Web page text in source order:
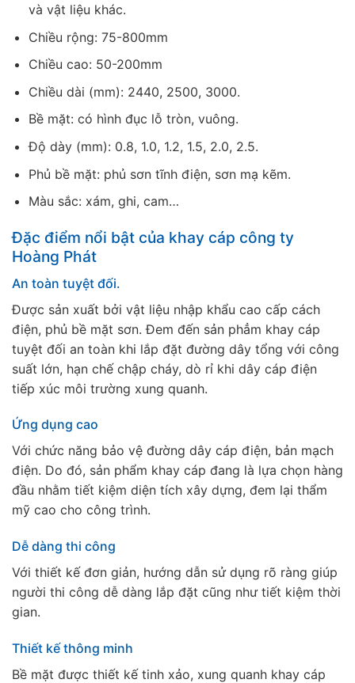
và vật liệu khác.
Chiều rộng: 75-800mm
Chiều cao: 50-200mm
Chiều dài (mm): 2440, 2500, 3000.
Bề mặt: có hình đục lỗ tròn, vuông.
Độ dày (mm): 0.8, 1.0, 1.2, 1.5, 2.0, 2.5.
Phủ bề mặt: phủ sơn tĩnh điện, sơn mạ kẽm.
Màu sắc: xám, ghi, cam…
Đặc điểm nổi bật của khay cáp công ty
Hoàng Phát
An toàn tuyệt đối.
Được sản xuất bởi vật liệu nhập khẩu cao cấp cách
điện, phủ bề mặt sơn. Đem đến sản phẳm khay cáp
tuyệt đối an toàn khi lắp đặt đường dây tổng với công
suất lớn, hạn chế chập cháy, dò rỉ khi dây cáp điện
tiếp xúc môi trường xung quanh.
Ứng dụng cao
Với chức năng bảo vệ đường dây cáp điện, bản mạch
điện. Do đó, sản phẩm khay cáp đang là lựa chọn hàng
đầu nhằm tiết kiệm diện tích xây dựng, đem lại thẩm
mỹ cao cho công trình.
Dễ dàng thi công
Với thiết kế đơn giản, hướng dẫn sử dụng rõ ràng giúp
người thi công dễ dàng lắp đặt cũng như tiết kiệm thời
gian.
Thiết kế thông minh
Bề mặt được thiết kế tinh xảo, xung quanh khay cáp